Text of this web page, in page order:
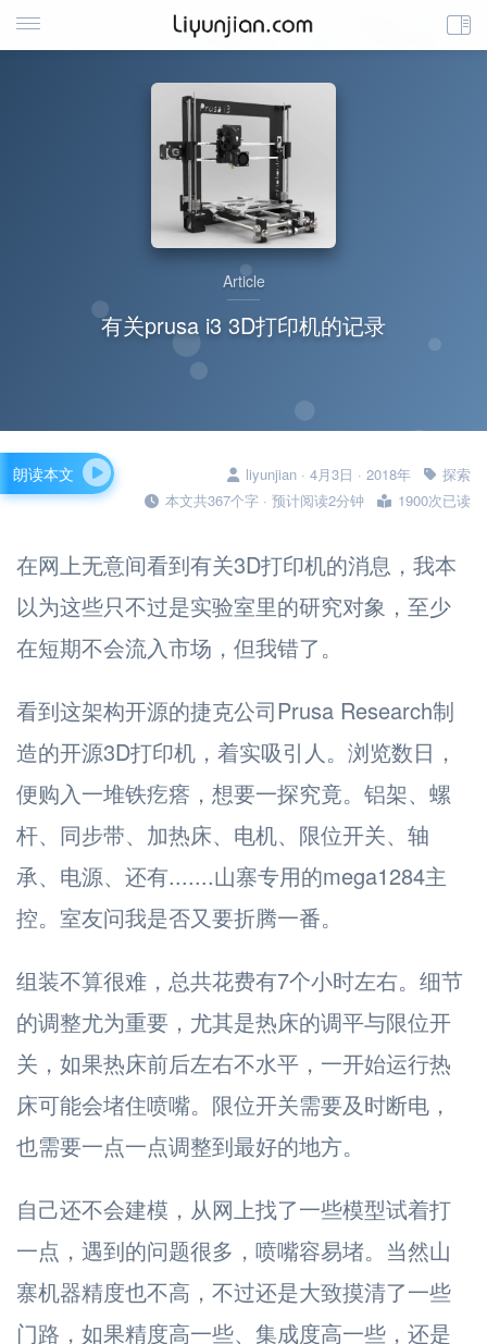
Article
有关prusa i3 3D打印机的记录
liyunjian · 4月3日 · 2018年
探索
本文共367个字 · 预计阅读2分钟
1900次已读
朗读本文
在网上无意间看到有关3D打印机的消息，我本
以为这些只不过是实验室里的研究对象，至少
在短期不会流入市场，但我错了。
看到这架构开源的捷克公司Prusa Research制
造的开源3D打印机，着实吸引人。浏览数日，
便购入一堆铁疙瘩，想要一探究竟。铝架、螺
杆、同步带、加热床、电机、限位开关、轴
承、电源、还有.......山寨专用的mega1284主
控。室友问我是否又要折腾一番。
组装不算很难，总共花费有7个小时左右。细节
的调整尤为重要，尤其是热床的调平与限位开
关，如果热床前后左右不水平，一开始运行热
床可能会堵住喷嘴。限位开关需要及时断电，
也需要一点一点调整到最好的地方。
自己还不会建模，从网上找了一些模型试着打
一点，遇到的问题很多，喷嘴容易堵。当然山
寨机器精度也不高，不过还是大致摸清了一些
门路，如果精度高一些、集成度高一些，还是